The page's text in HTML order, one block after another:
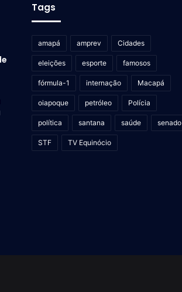
Tags
amapá amprev Cidades
eleições esporte famosos
fórmula-1 internação Macapá
oiapoque petróleo Polícia
política santana saúde senado
STF TV Equinócio